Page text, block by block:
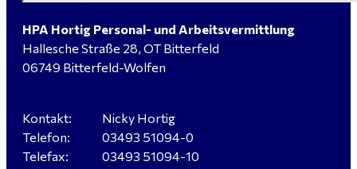
Hausmeister (m/w/d) für ein festes Objekt in
Verkäufer / Fachberater (m/w/d) - Baustoffe Fliesen -
HPA Hortig Personal- und Arbeitsvermittlung
Hallesche Straße 28, OT Bitterfeld
06749 Bitterfeld-Wolfen
Kontakt:
Telefon:
Telefax:
Nicky Hortig
03493 51094-0
03493 51094-10